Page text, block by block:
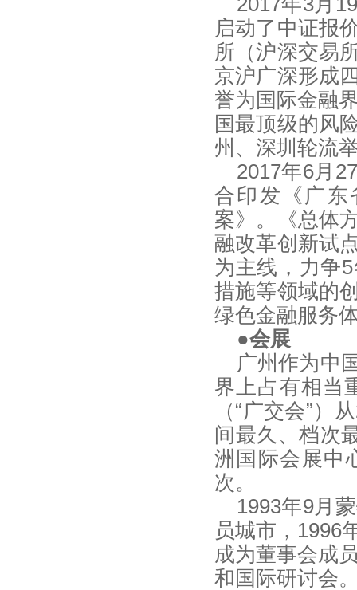
启动了中证报
所（沪深交易
京沪广深形成
誉为国际金融
国最顶级的风
州、深圳轮流
2017年6月
合印发《广东
案》。《总体
融改革创新试
为主线，力争
措施等领域的
绿色金融服务
●会展
广州作为中
界上占有相当
（“广交会”）
间最久、档次
洲国际会展中
次。
1993年9月
员城市，1996
成为董事会成
和国际研讨会